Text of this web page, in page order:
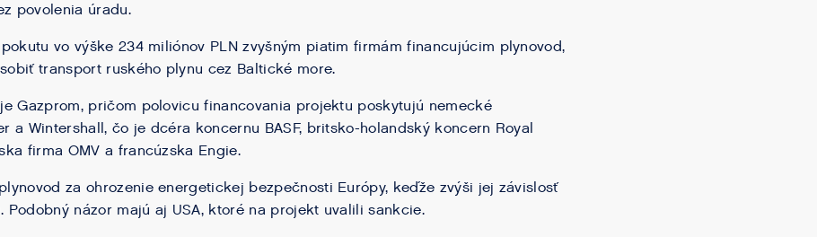
povolenia úradu.
vo výške 234 miliónov PLN zvyšným piatim firmám financujúcim plynovod,
transport ruského plynu cez Baltické more.
Gazprom, pričom polovicu financovania projektu poskytujú nemecké
a Wintershall, čo je dcéra koncernu BASF, britsko-holandský koncern Royal
firma OMV a francúzska Engie.
za ohrozenie energetickej bezpečnosti Európy, keďže zvýši jej závislosť
Podobný názor majú aj USA, ktoré na projekt uvalili sankcie.